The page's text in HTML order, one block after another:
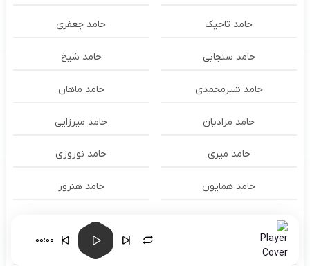
حامد تاجیک حامد جعفری
حامد سنجابی حامد شیخ
حامد شیرمحمدی حامد ماهان
حامد مرادیان حامد میرزایی
حامد میری حامد نوروزی
حامد همایون حامد هنرور
حامد یوسفی
حامیم
00:00